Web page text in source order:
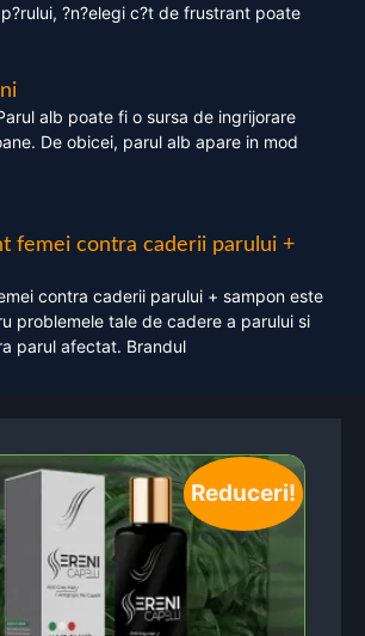
?n?elegi c?t de frustrant poate
alb poate fi o sursa de ingrijorare
De obicei, parul alb apare in mod
femei contra caderii parului +
contra caderii parului + sampon este
problemele tale de cadere a parului si
parul afectat. Brandul
Reduceri!